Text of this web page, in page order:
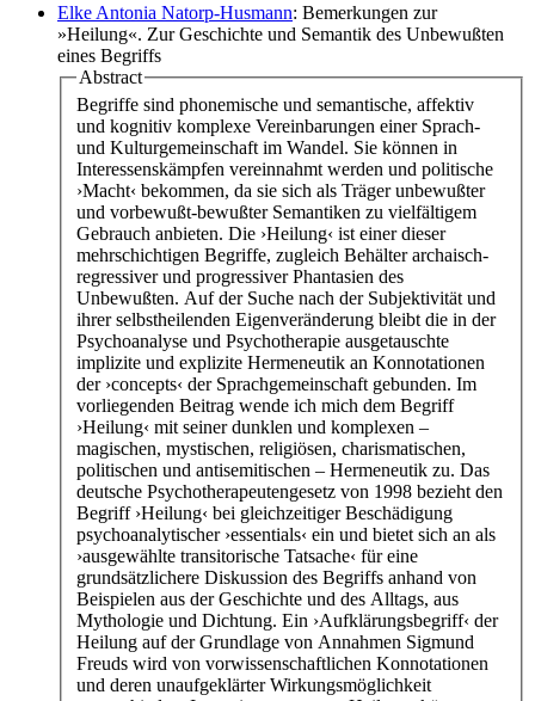
Elke Antonia Natorp-Husmann: Bemerkungen zur
»Heilung«. Zur Geschichte und Semantik des Unbewußten
eines Begriffs
Abstract
Begriffe sind phonemische und semantische, affektiv
und kognitiv komplexe Vereinbarungen einer Sprach-
und Kulturgemeinschaft im Wandel. Sie können in
Interessenskämpfen vereinnahmt werden und politische
›Macht‹ bekommen, da sie sich als Träger unbewußter
und vorbewußt-bewußter Semantiken zu vielfältigem
Gebrauch anbieten. Die ›Heilung‹ ist einer dieser
mehrschichtigen Begriffe, zugleich Behälter archaisch-
regressiver und progressiver Phantasien des
Unbewußten. Auf der Suche nach der Subjektivität und
ihrer selbstheilenden Eigenveränderung bleibt die in der
Psychoanalyse und Psychotherapie ausgetauschte
implizite und explizite Hermeneutik an Konnotationen
der ›concepts‹ der Sprachgemeinschaft gebunden. Im
vorliegenden Beitrag wende ich mich dem Begriff
›Heilung‹ mit seiner dunklen und komplexen –
magischen, mystischen, religiösen, charismatischen,
politischen und antisemitischen – Hermeneutik zu. Das
deutsche Psychotherapeutengesetz von 1998 bezieht den
Begriff ›Heilung‹ bei gleichzeitiger Beschädigung
psychoanalytischer ›essentials‹ ein und bietet sich an als
›ausgewählte transitorische Tatsache‹ für eine
grundsätzlichere Diskussion des Begriffs anhand von
Beispielen aus der Geschichte und des Alltags, aus
Mythologie und Dichtung. Ein ›Aufklärungsbegriff‹ der
Heilung auf der Grundlage von Annahmen Sigmund
Freuds wird von vorwissenschaftlichen Konnotationen
und deren unaufgeklärter Wirkungsmöglichkeit